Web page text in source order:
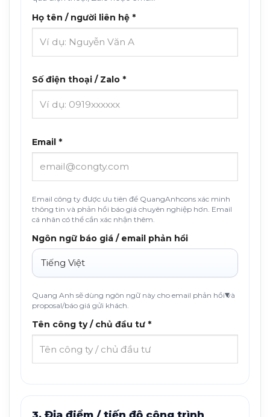
Họ tên / người liên hệ *
Số điện thoại / Zalo *
Email *
Email công ty được ưu tiên để QuangAnhcons xác minh
thông tin và phản hồi báo giá chuyên nghiệp hơn. Email
cá nhân có thể cần xác nhận thêm.
Ngôn ngữ báo giá / email phản hồi
Quang Anh sẽ dùng ngôn ngữ này cho email phản hồi và
proposal/báo giá gửi khách.
Tên công ty / chủ đầu tư *
3. Địa điểm / tiến độ công trình